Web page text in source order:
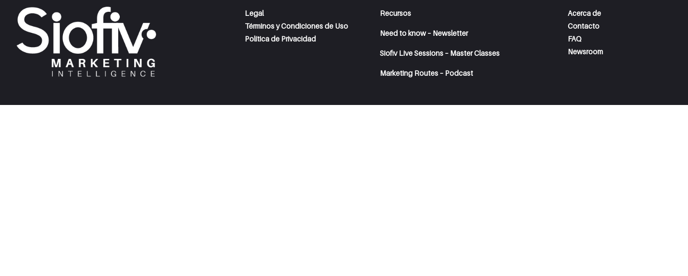
Legal
Términos y Condiciones de Uso
Política de Privacidad
Recursos
Need to know – Newsletter
Siofiv Live Sessions – Master Classes
Marketing Routes – Podcast
Acerca de
Contacto
FAQ
Newsroom